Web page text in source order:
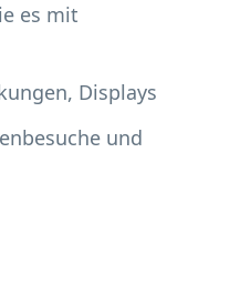
es mit
Displays
und